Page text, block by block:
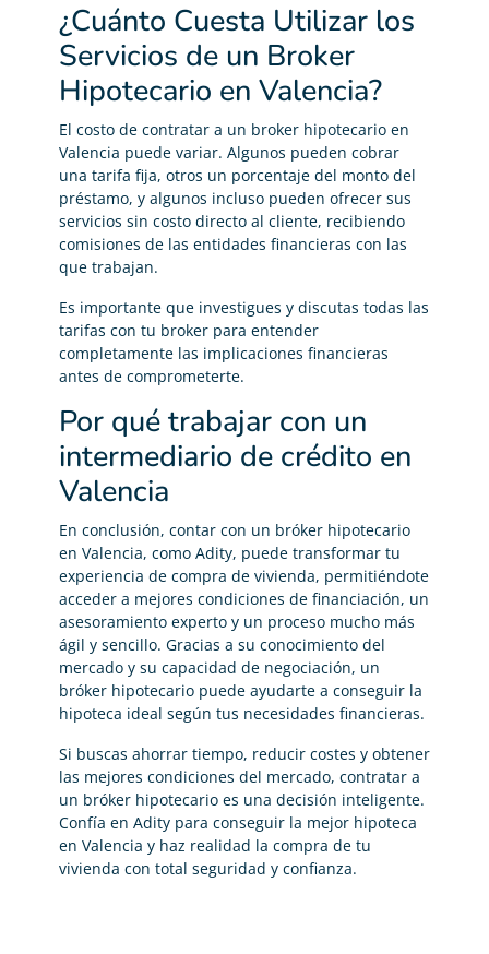
¿Cuánto Cuesta Utilizar los
Servicios de un Broker
Hipotecario en Valencia?
El costo de contratar a un broker hipotecario en
Valencia puede variar. Algunos pueden cobrar
una tarifa fija, otros un porcentaje del monto del
préstamo, y algunos incluso pueden ofrecer sus
servicios sin costo directo al cliente, recibiendo
comisiones de las entidades financieras con las
que trabajan.
Es importante que investigues y discutas todas las
tarifas con tu broker para entender
completamente las implicaciones financieras
antes de comprometerte.
Por qué trabajar con un
intermediario de crédito en
Valencia
En conclusión, contar con un bróker hipotecario
en Valencia, como Adity, puede transformar tu
experiencia de compra de vivienda, permitiéndote
acceder a mejores condiciones de financiación, un
asesoramiento experto y un proceso mucho más
ágil y sencillo. Gracias a su conocimiento del
mercado y su capacidad de negociación, un
bróker hipotecario puede ayudarte a conseguir la
hipoteca ideal según tus necesidades financieras.
Si buscas ahorrar tiempo, reducir costes y obtener
las mejores condiciones del mercado, contratar a
un bróker hipotecario es una decisión inteligente.
Confía en Adity para conseguir la mejor hipoteca
en Valencia y haz realidad la compra de tu
vivienda con total seguridad y confianza.